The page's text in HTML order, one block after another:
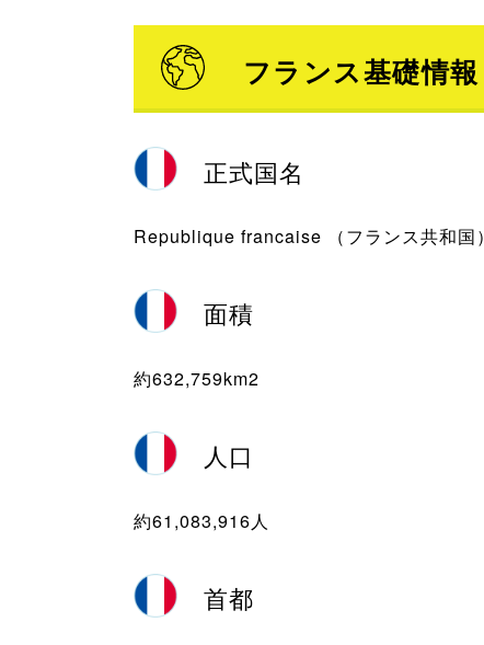
フランス基礎情報
正式国名
Republique francaise （フランス共和国）
面積
約632,759km2
人口
約61,083,916人
首都